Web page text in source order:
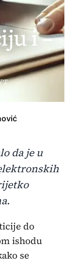
i –
da je u
do
ishodu
se